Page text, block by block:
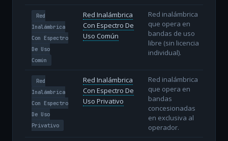
Red
Inalámbrica
Con Espectro
De Uso
Común
Red Inalámbrica
Con Espectro De
Uso Común
Red inalámbrica
que opera en
bandas de uso
libre (sin licencia
individual).
Red
Inalámbrica
Con Espectro
De Uso
Privativo
Red Inalámbrica
Con Espectro De
Uso Privativo
Red inalámbrica
que opera en
bandas
concesionadas
en exclusiva al
operador.